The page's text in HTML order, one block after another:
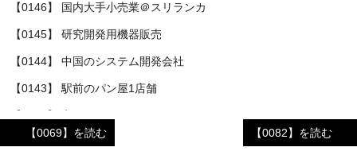
【0146】 国内大手小売業＠スリランカ
【0145】 研究開発用機器販売
【0144】 中国のシステム開発会社
【0143】 駅前のパン屋1店舗
【0141】 ECサイトでの資格取得ゼミ運営会社
【0069】を読む 【0082】を読む